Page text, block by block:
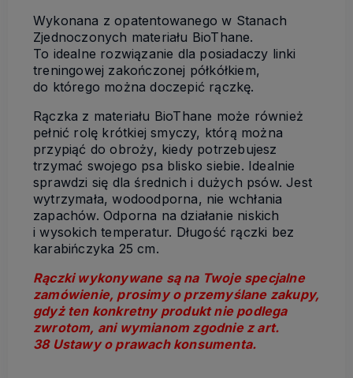
Wykonana z opatentowanego w Stanach
Zjednoczonych materiału BioThane.
To idealne rozwiązanie dla posiadaczy linki
treningowej zakończonej półkółkiem,
do którego można doczepić rączkę.
Rączka z materiału BioThane może również
pełnić rolę krótkiej smyczy, którą można
przypiąć do obroży, kiedy potrzebujesz
trzymać swojego psa blisko siebie. Idealnie
sprawdzi się dla średnich i dużych psów. Jest
wytrzymała, wodoodporna, nie wchłania
zapachów. Odporna na działanie niskich
i wysokich temperatur. Długość rączki bez
karabińczyka 25 cm.
Rączki wykonywane są na Twoje specjalne
zamówienie, prosimy o przemyślane zakupy,
gdyż ten konkretny produkt nie podlega
zwrotom, ani wymianom zgodnie z art.
38 Ustawy o prawach konsumenta.